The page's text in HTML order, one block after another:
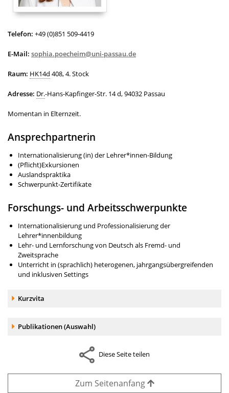
Telefon: +49 (0)851 509-4419
E-Mail: sophia.poecheim@uni-passau.de
Raum: HK14d 408, 4. Stock
Adresse: Dr.-Hans-Kapfinger-Str. 14 d, 94032 Passau
Momentan in Elternzeit.
Ansprech­partnerin
Internationalisierung (in) der Lehrer*innen-Bildung
(Pflicht)Exkursionen
Auslandspraktika
Schwerpunkt-Zertifikate
Forschungs- und Arbeits­­schwerpunkte
Internationalisierung und Professionalisierung der
Lehrer*innenbildung
Lehr- und Lernforschung von Deutsch als Fremd- und
Zweitsprache
Unterricht in (sprachlich) heterogenen, jahrgangsübergreifenden
und inklusiven Settings
Akkordeonelement:
Kurzvita
Akkordeonelement:
Publikationen (Auswahl)
Diese Seite teilen
Zum Seitenanfang